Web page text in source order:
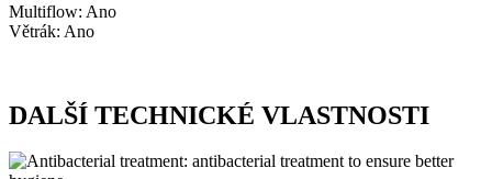
Multiflow: Ano
Větrák: Ano
DALŠÍ TECHNICKÉ VLASTNOSTI